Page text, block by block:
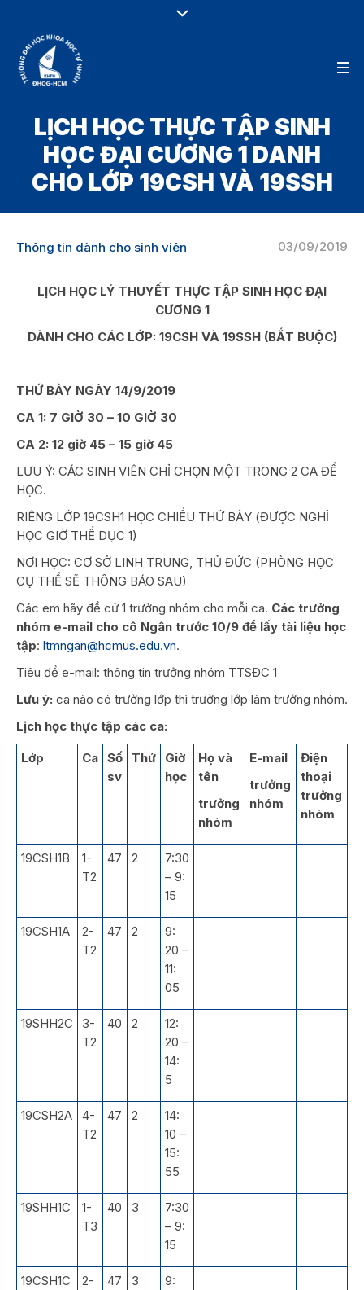
LỊCH HỌC THỰC TẬP SINH
HỌC ĐẠI CƯƠNG 1 DANH
CHO LỚP 19CSH VÀ 19SSH
03/09/2019
Thông tin dành cho sinh viên
LỊCH HỌC LÝ THUYẾT THỰC TẬP SINH HỌC ĐẠI
CƯƠNG 1
DÀNH CHO CÁC LỚP: 19CSH VÀ 19SSH (BẮT BUỘC)
THỨ BẢY NGÀY 14/9/2019
CA 1: 7 GIỜ 30 – 10 GIỜ 30
CA 2: 12 giờ 45 – 15 giờ 45
LƯU Ý: CÁC SINH VIÊN CHỈ CHỌN MỘT TRONG 2 CA ĐỂ
HỌC.
RIÊNG LỚP 19CSH1 HỌC CHIỀU THỨ BẢY (ĐƯỢC NGHỈ
HỌC GIỜ THỂ DỤC 1)
NƠI HỌC: CƠ SỞ LINH TRUNG, THỦ ĐỨC (PHÒNG HỌC
CỤ THỂ SẼ THÔNG BÁO SAU)
Các em hãy đề cử 1 trưởng nhóm cho mỗi ca. Các trưởng
nhóm e-mail cho cô Ngân trước 10/9 để lấy tài liệu học
tập: ltmngan@hcmus.edu.vn.
Tiêu đề e-mail: thông tin trưởng nhóm TTSĐC 1
Lưu ý: ca nào có trưởng lớp thì trưởng lớp làm trưởng nhóm.
Lịch học thực tập các ca:
Lớp Ca Số
sv
Thứ
Giờ
học
Họ và
tên
trưởng
nhóm
E-mail
trưởng
nhóm
Điện
thoại
trưởng
nhóm
19CSH1B
1-
T2
47 2
7:30
– 9:
15
19CSH1A
2-
T2
47 2
9:
20 –
11:
05
19SHH2C
3-
T2
40 2
12:
20 –
14:
5
19CSH2A
4-
T2
47 2
14:
10 –
15:
55
19SHH1C
1-
T3
40 3
7:30
– 9:
15
19CSH1C
2-
47 3
9: